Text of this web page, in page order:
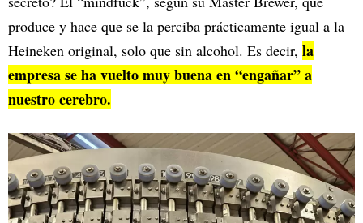
produce y hace que se la perciba prácticamente igual a la
Heineken original, solo que sin alcohol. Es decir, la
empresa se ha vuelto muy buena en “engañar” a
nuestro cerebro.